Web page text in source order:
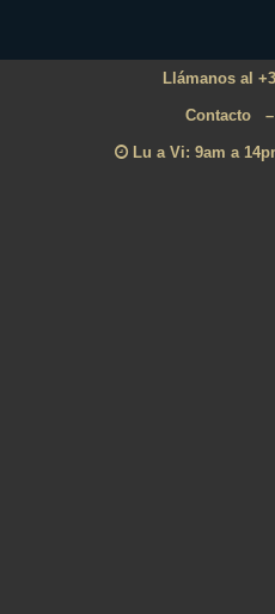
Llámanos al
Contacto –
Lu a Vi: 9am a